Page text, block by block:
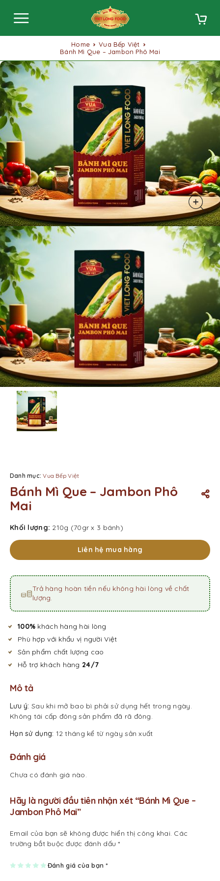
Home
Vua Bếp Việt
Bánh Mì Que – Jambon Phô Mai
Danh mục:Vua Bếp Việt
Bánh Mì Que – Jambon Phô
Mai
Khối lượng: 210g (70gr x 3 bánh)
Liên hệ mua hàng
Trả hàng hoàn tiền nếu không hài lòng về chất
lượng.
100% khách hàng hài lòng
Phù hợp với khẩu vị người Việt
Sản phẩm chất lượng cao
Hỗ trợ khách hàng 24/7
Mô tả
Lưu ý: Sau khi mở bao bì phải sử dụng hết trong ngày.
Không tái cấp đông sản phẩm đã rã đông.
Hạn sử dụng: 12 tháng kể từ ngày sản xuất
Đánh giá
Chưa có đánh giá nào.
Hãy là người đầu tiên nhận xét “Bánh Mì Que –
Jambon Phô Mai”
Email của bạn sẽ không được hiển thị công khai. Các
trường bắt buộc được đánh dấu*
Đánh giá của bạn*
1
2 3
4
5